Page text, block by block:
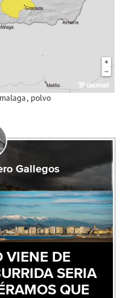
malaga , polvo
Gallegos
VIENE DE
SERIA
QUE